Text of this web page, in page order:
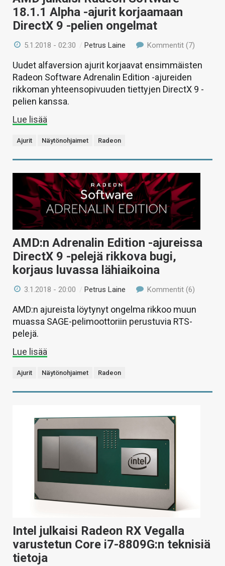
18.1.1 Alpha -ajurit korjaamaan
DirectX 9 -pelien ongelmat
5.1.2018 - 02:30 /Petrus Laine Kommentit (7)
Uudet alfaversion ajurit korjaavat ensimmäisten
Radeon Software Adrenalin Edition -ajureiden
rikkoman yhteensopivuuden tiettyjen DirectX 9 -
pelien kanssa.
Lue lisää
Ajurit Näytönohjaimet Radeon
AMD:n Adrenalin Edition -ajureissa
DirectX 9 -pelejä rikkova bugi,
korjaus luvassa lähiaikoina
3.1.2018 - 20:00 /Petrus Laine Kommentit (6)
AMD:n ajureista löytynyt ongelma rikkoo muun
muassa SAGE-pelimoottoriin perustuvia RTS-
pelejä.
Lue lisää
Ajurit Näytönohjaimet Radeon
Intel julkaisi Radeon RX Vegalla
varustetun Core i7-8809G:n teknisiä
tietoja